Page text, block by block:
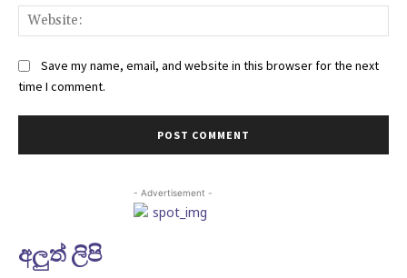
Save my name, email, and website in this browser for the next
time I comment.
- Advertisement -
අලුත් ලිපි